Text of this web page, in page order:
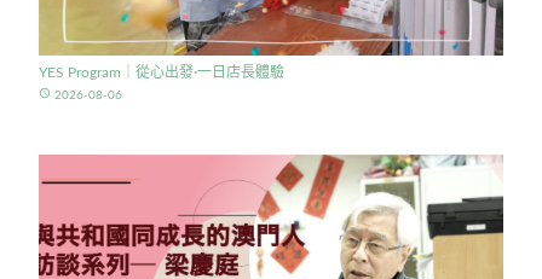
YES Program｜從心出發·一日店長體驗
access_time 2026-08-06